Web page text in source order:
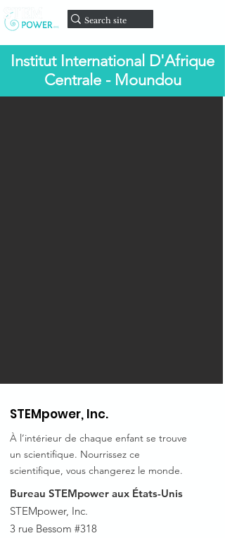
Institut International D'Afrique
Centrale - Moundou
STEMpower, Inc.
À l’intérieur de chaque enfant se trouve
un scientifique. Nourrissez ce
scientifique, vous changerez le monde.
Bureau STEMpower aux États-Unis
STEMpower, Inc.
3 rue Bessom #318